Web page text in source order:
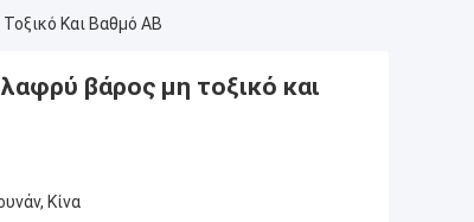
Και Βαθμό AB
βάρος μη τοξικό και
Κίνα